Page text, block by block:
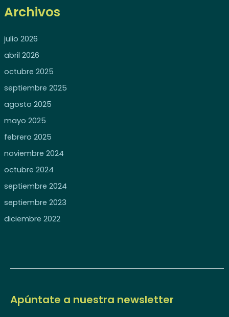
Archivos
julio 2026
abril 2026
octubre 2025
septiembre 2025
agosto 2025
mayo 2025
febrero 2025
noviembre 2024
octubre 2024
septiembre 2024
septiembre 2023
diciembre 2022
Apúntate a nuestra newsletter